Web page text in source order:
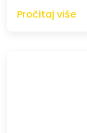
Pročitaj više